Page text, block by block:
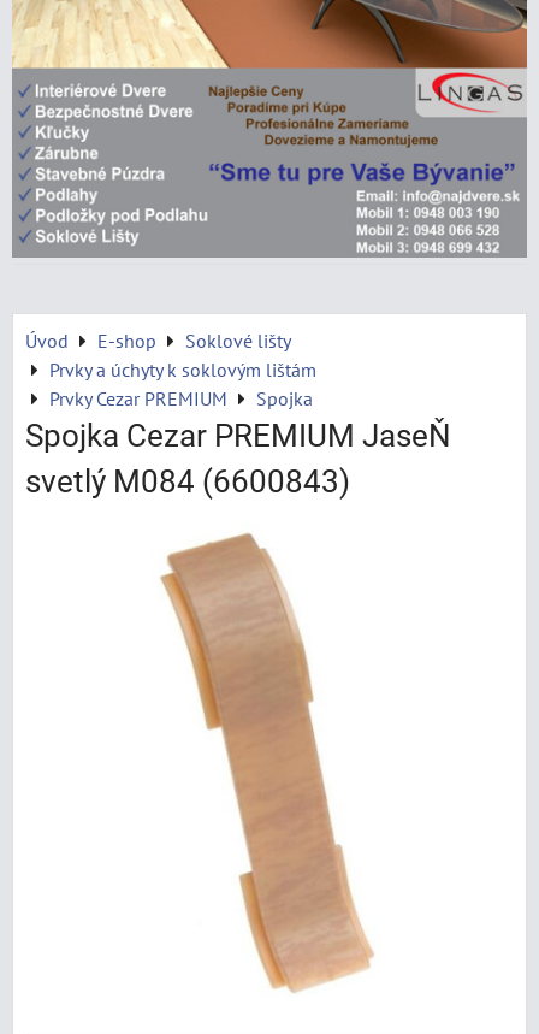
Úvod E-shop
Soklové lišty
Prvky a úchyty k soklovým lištám
Prvky Cezar PREMIUM
Spojka
Spojka Cezar PREMIUM JaseŇ
svetlý M084 (6600843)